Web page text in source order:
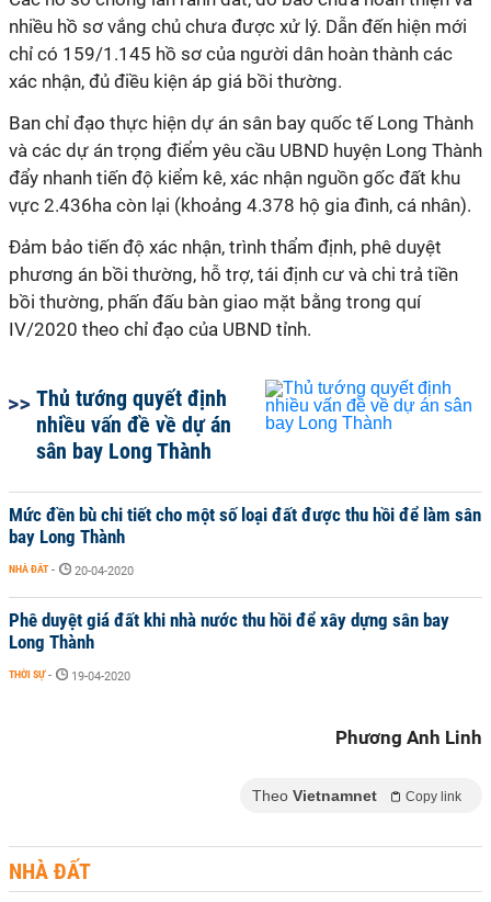
nhiều hồ sơ vắng chủ chưa được xử lý. Dẫn đến hiện mới
chỉ có 159/1.145 hồ sơ của người dân hoàn thành các
xác nhận, đủ điều kiện áp giá bồi thường.
Ban chỉ đạo thực hiện dự án sân bay quốc tế Long Thành
và các dự án trọng điểm yêu cầu UBND huyện Long Thành
đẩy nhanh tiến độ kiểm kê, xác nhận nguồn gốc đất khu
vực 2.436ha còn lại (khoảng 4.378 hộ gia đình, cá nhân).
Đảm bảo tiến độ xác nhận, trình thẩm định, phê duyệt
phương án bồi thường, hỗ trợ, tái định cư và chi trả tiền
bồi thường, phấn đấu bàn giao mặt bằng trong quí
IV/2020 theo chỉ đạo của UBND tỉnh.
Thủ tướng quyết định
nhiều vấn đề về dự án
sân bay Long Thành
Mức đền bù chi tiết cho một số loại đất được thu hồi để làm sân
bay Long Thành
NHÀ ĐẤT - 20-04-2020
Phê duyệt giá đất khi nhà nước thu hồi để xây dựng sân bay
Long Thành
THỜI SỰ - 19-04-2020
Phương Anh Linh
Theo Vietnamnet Copy link
NHÀ ĐẤT